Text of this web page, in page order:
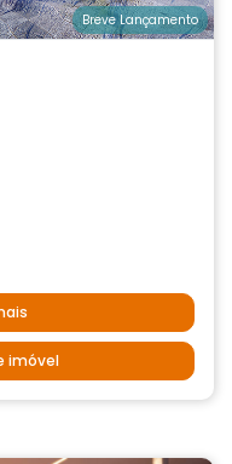
Breve Lançamento
imóvel